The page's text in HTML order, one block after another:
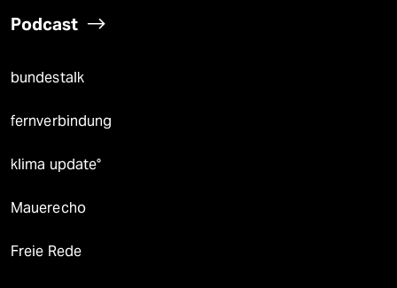
Podcast
bundestalk
fernverbindung
klima update°
Mauerecho
Freie Rede